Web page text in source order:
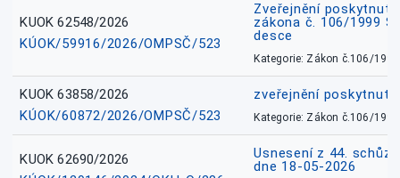
KUOK 62548/2026
KÚOK/59916/2026/OMPSČ/523
Zveřejnění
zákona č. 106/1999
desce
Kategorie: Zákon č.106/1999
KUOK 63858/2026
KÚOK/60872/2026/OMPSČ/523
zveřejnění
Kategorie: Zákon č.106/1999
KUOK 62690/2026
Usnesení z 44.
dne 18-05-2026